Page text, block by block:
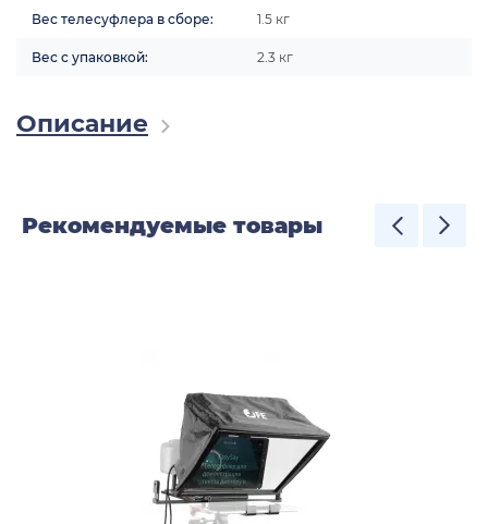
Вес телесуфлера в сборе: 1.5 кг
Вес с упаковкой: 2.3 кг
Описание
Рекомендуемые товары